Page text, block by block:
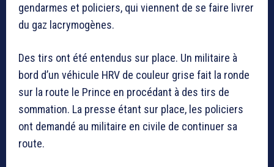
gendarmes et policiers, qui viennent de se faire livrer
du gaz lacrymogènes.
Des tirs ont été entendus sur place. Un militaire à
bord d’un véhicule HRV de couleur grise fait la ronde
sur la route le Prince en procédant à des tirs de
sommation. La presse étant sur place, les policiers
ont demandé au militaire en civile de continuer sa
route.